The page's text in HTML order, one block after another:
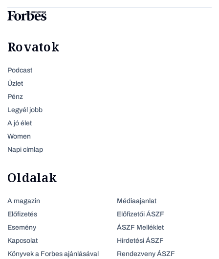
Rovatok
Podcast
Üzlet
Pénz
Legyél jobb
A jó élet
Women
Napi címlap
Oldalak
A magazin
Előfizetés
Esemény
Kapcsolat
Könyvek a Forbes ajánlásával
Médiaajanlat
Előfizetői ÁSZF
ÁSZF Melléklet
Hirdetési ÁSZF
Rendezveny ÁSZF